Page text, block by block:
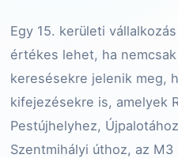
Egy 15. kerületi
értékes lehet, ha
keresésekre jelenik meg,
kifejezésekre is, amelyek
Pestújhelyhez,
Szentmihályi úthoz, az